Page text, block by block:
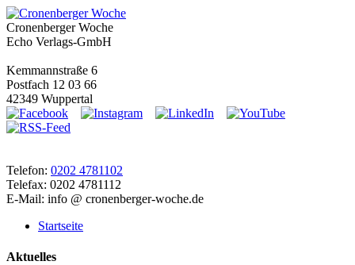
Cronenberger Woche
Echo Verlags-GmbH
Kemmannstraße 6
Postfach 12 03 66
42349 Wuppertal
Telefon: 0202 4781102
Telefax: 0202 4781112
E-Mail: info @ cronenberger-woche.de
Startseite
Aktuelles